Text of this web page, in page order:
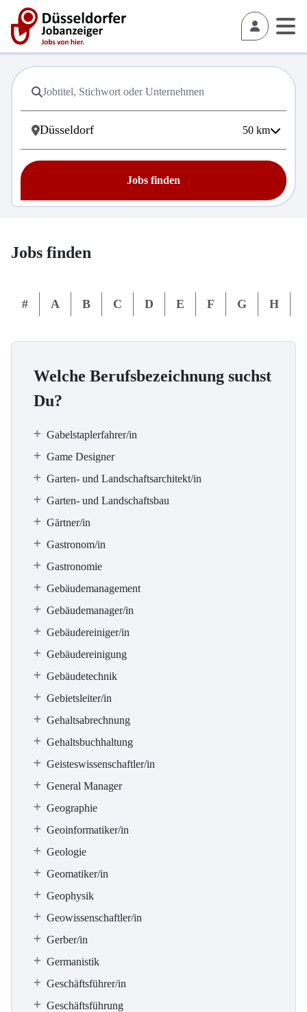
50 km
Jobs finden
Jobs finden
# A B C D E F G H
Welche Berufsbezeichnung suchst
Du?
Gabelstaplerfahrer/in
Game Designer
Garten- und Landschaftsarchitekt/in
Garten- und Landschaftsbau
Gärtner/in
Gastronom/in
Gastronomie
Gebäudemanagement
Gebäudemanager/in
Gebäudereiniger/in
Gebäudereinigung
Gebäudetechnik
Gebietsleiter/in
Gehaltsabrechnung
Gehaltsbuchhaltung
Geisteswissenschaftler/in
General Manager
Geographie
Geoinformatiker/in
Geologie
Geomatiker/in
Geophysik
Geowissenschaftler/in
Gerber/in
Germanistik
Geschäftsführer/in
Geschäftsführung